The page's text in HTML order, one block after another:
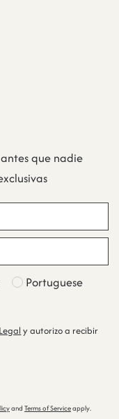
que nadie
Portuguese
y autorizo a recibir
and Terms of Serviceapply.